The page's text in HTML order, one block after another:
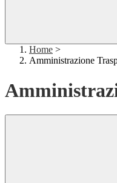
Home >
Amministrazione